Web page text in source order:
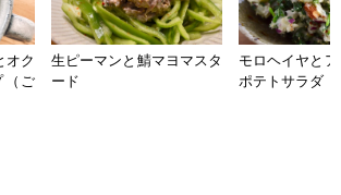
オク
（ご
生ピーマンと鯖マヨマスタ
ード
モロヘイヤと
ポテトサラダ